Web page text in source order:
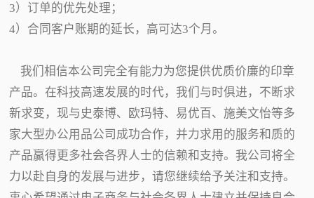
3）订单的优先处理；
4）合同客户账期的延长，高可达3个月。
我们相信本公司完全有能力为您提供优质价廉的印章
产品。在科技高速发展的时代，我们与时俱进，不断求
新求变，现与史泰博、欧玛特、易优百、施美文怡等多
家大型办公用品公司成功合作，并力求用的服务和质的
产品赢得更多社会各界人士的信赖和支持。我公司将全
力以赴自身的发展与进步，请您继续给予关注和支持。